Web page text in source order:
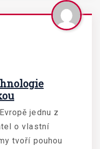
jednu z
o vlastní
tvoří pouhou